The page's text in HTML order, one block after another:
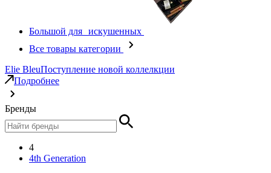
Большой для искушенных
Все товары категории
Elie BleuПоступление новой коллелкции
Подробнее
Бренды
4
4th Generation